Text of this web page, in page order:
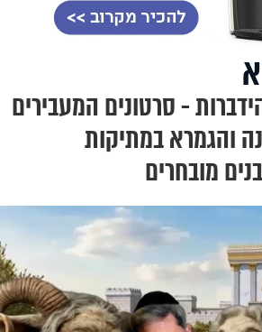
- סרטונים המעבירים
והגמרא במתיקות
מובחרים